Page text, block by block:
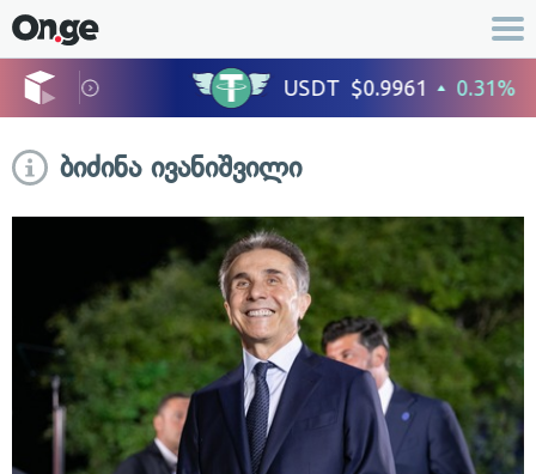
ბიძინა ივანიშვილი